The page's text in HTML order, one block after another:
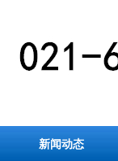
新闻动态